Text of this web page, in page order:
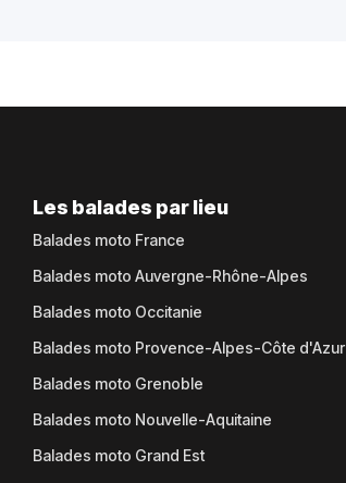
Les balades par lieu
Balades moto France
Balades moto Auvergne-Rhône-Alpes
Balades moto Occitanie
Balades moto Provence-Alpes-Côte d'Azur
Balades moto Grenoble
Balades moto Nouvelle-Aquitaine
Balades moto Grand Est